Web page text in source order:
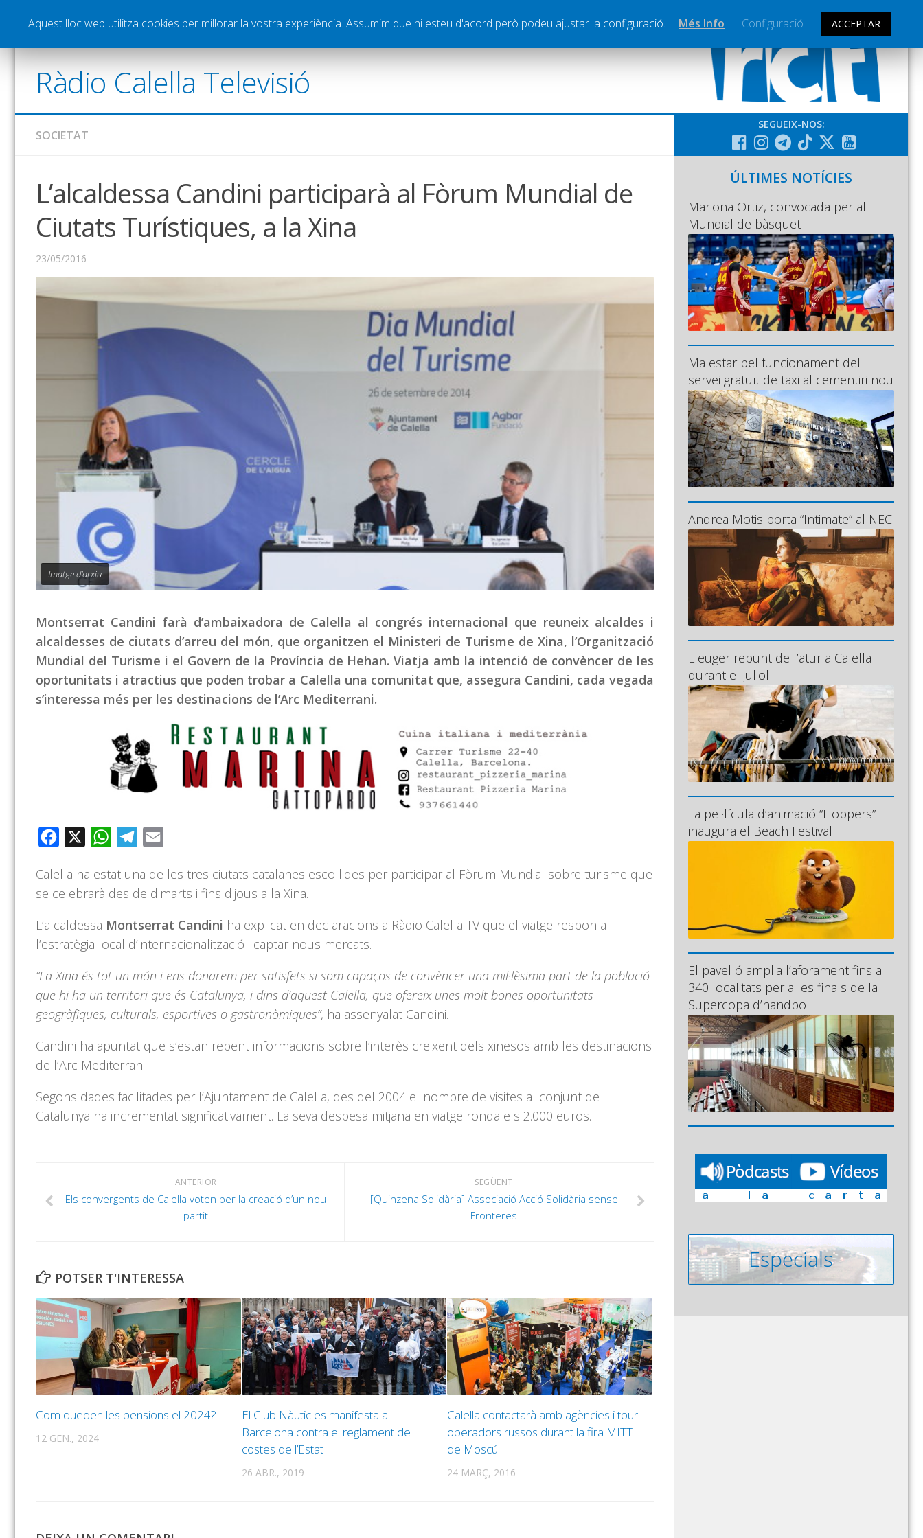
Notícies Esports Pòdcasts Vídeos Graella Publicitat Contacte
Ràdio Calella Televisió
SOCIETAT
L’alcaldessa Candini participarà al Fòrum Mundial de
Ciutats Turístiques, a la Xina
23/05/2016
Imatge d'arxiu
Montserrat Candini farà d’ambaixadora de Calella al congrés internacional que reuneix alcaldes i
alcaldesses de ciutats d’arreu del món, que organitzen el Ministeri de Turisme de Xina, l’Organització
Mundial del Turisme i el Govern de la Província de Hehan. Viatja amb la intenció de convèncer de les
oportunitats i atractius que poden trobar a Calella una comunitat que, assegura Candini, cada vegada
s’interessa més per les destinacions de l’Arc Mediterrani.
Facebook WhatsAppTelegram
Calella ha estat una de les tres ciutats catalanes escollides per participar al Fòrum Mundial sobre turisme que
se celebrarà des de dimarts i fins dijous a la Xina.
L’alcaldessa Montserrat Candini ha explicat en declaracions a Ràdio Calella TV que el viatge respon a
l’estratègia local d’internacionalització i captar nous mercats.
“La Xina és tot un món i ens donarem per satisfets si som capaços de convèncer una mil·lèsima part de la població
que hi ha un territori que és Catalunya, i dins d’aquest Calella, que ofereix unes molt bones oportunitats
geogràfiques, culturals, esportives o gastronòmiques”, ha assenyalat Candini.
Candini ha apuntat que s’estan rebent informacions sobre l’interès creixent dels xinesos amb les destinacions
de l’Arc Mediterrani.
Segons dades facilitades per l’Ajuntament de Calella, des del 2004 el nombre de visites al conjunt de
Catalunya ha incrementat significativament. La seva despesa mitjana en viatge ronda els 2.000 euros.
SEGÜENT
[Quinzena Solidària] Associació Acció Solidària sense
Fronteres
ANTERIOR
Els convergents de Calella voten per la creació d’un nou
partit
POTSER T'INTERESSA
Com queden les pensions el 2024?
12 GEN., 2024
El Club Nàutic es manifesta a
Barcelona contra el reglament de
costes de l’Estat
26 ABR., 2019
Calella contactarà amb agències i tour
operadors russos durant la fira MITT
de Moscú
24 MARÇ, 2016
SEGUEIX-NOS:
ÚLTIMES NOTÍCIES
Mariona Ortiz, convocada per al
Mundial de bàsquet
Malestar pel funcionament del
servei gratuït de taxi al cementiri nou
Andrea Motis porta “Intimate” al NEC
Lleuger repunt de l’atur a Calella
durant el juliol
La pel·lícula d’animació “Hoppers”
inaugura el Beach Festival
El pavelló amplia l’aforament fins a
340 localitats per a les finals de la
Supercopa d’handbol
Aquest lloc web utilitza cookies per millorar la vostra experiència. Assumim que hi esteu d'acord però podeu ajustar la configuració. Més Info Configuració ACCEPTAR